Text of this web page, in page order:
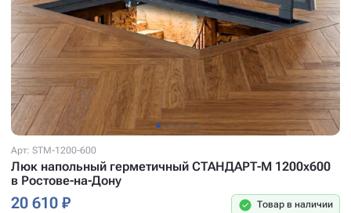
Арт: STM-1200-600
Люк напольный герметичный СТАНДАРТ-М 1200x600
в Ростове-на-Дону
20 610 ₽ Товар в наличии